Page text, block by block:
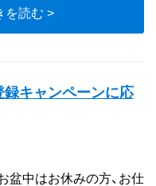
を読む >
キャンペーンに応
盆中はお休みの方、お仕